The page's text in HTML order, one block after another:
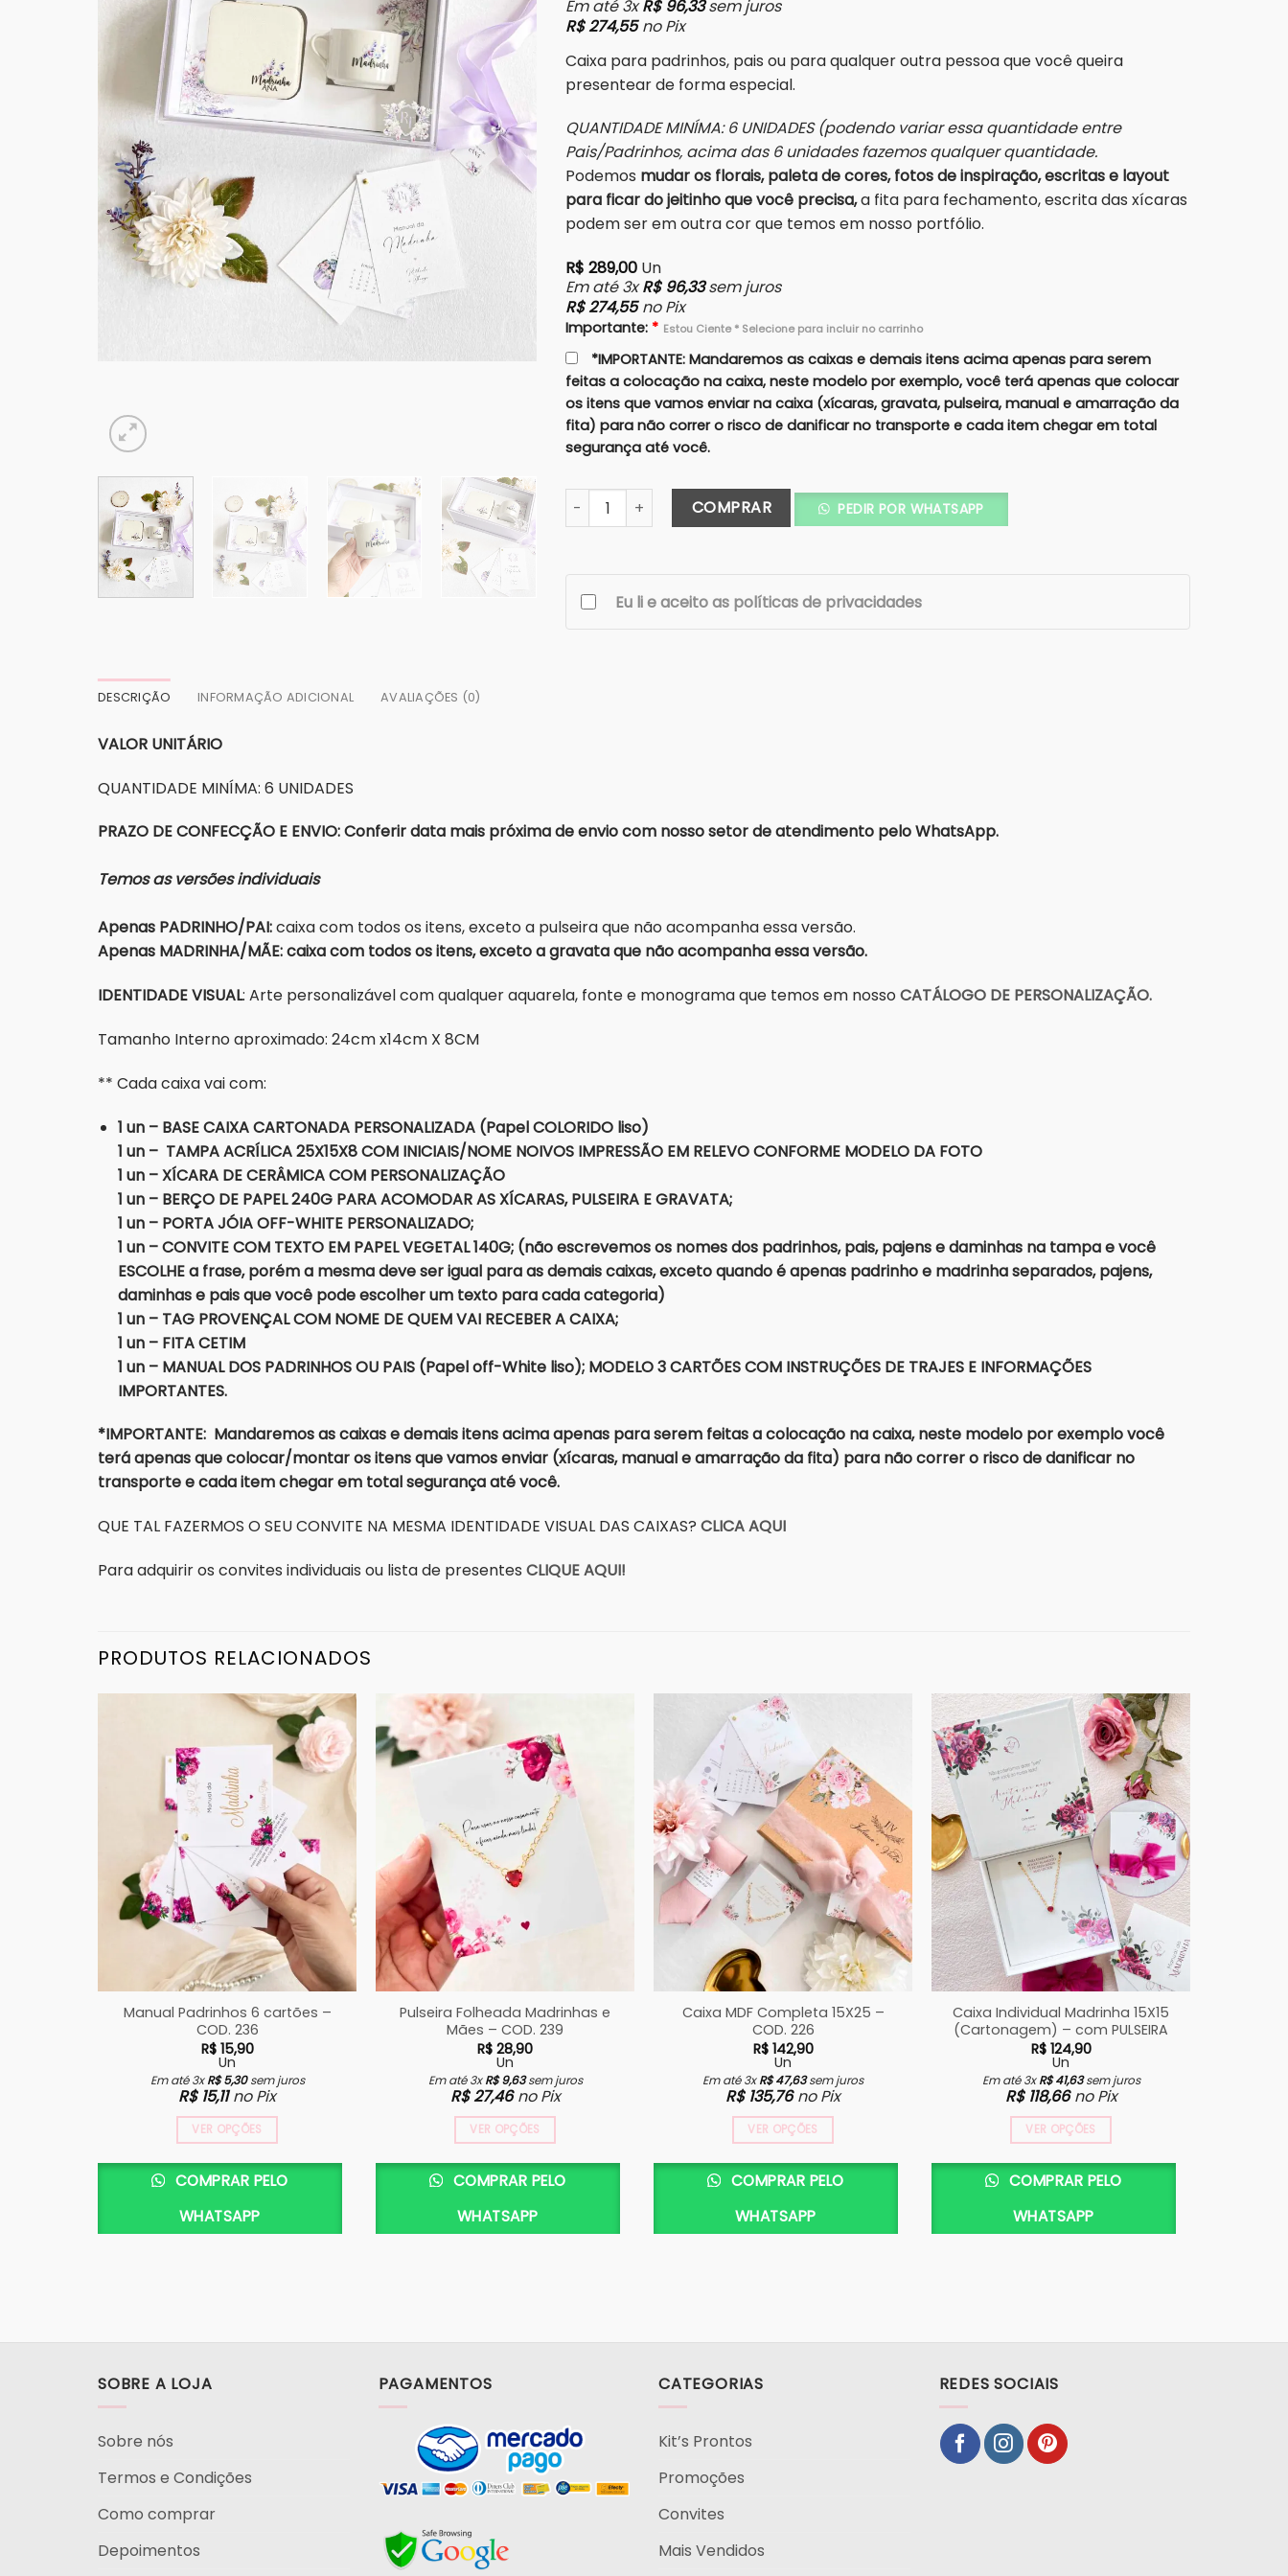
Em até 3xR$96,33sem juros
R$274,55 no Pix
Caixa para padrinhos, pais ou para qualquer outra pessoa que você queira
presentear de forma especial.
QUANTIDADE MINÍMA: 6 UNIDADES (podendo variar essa quantidade entre
Pais/Padrinhos, acima das 6 unidades fazemos qualquer quantidade.
Podemos mudar os florais, paleta de cores, fotos de inspiração, escritas e layout
para ficar do jeitinho que você precisa,a fita para fechamento, escrita das xícaras
podem ser em outra cor que temos em nosso portfólio.
R$ 289,00Un
Em até 3xR$96,33sem juros
R$274,55 no Pix
Importante:* Estou Ciente * Selecione para incluir no carrinho
*IMPORTANTE: Mandaremos as caixas e demais itens acima apenas para serem
feitas a colocação na caixa, neste modelo por exemplo, você terá apenas que colocar
os itens que vamos enviar na caixa (xícaras, gravata, pulseira, manual e amarração da
fita) para não correr o risco de danificar no transporte e cada item chegar em total
segurança até você.
Caixa Premium SOLTEIRAS Madrinha/Mãe 25X15x8 (Cartonagem + TAMPA ACRÍLICO) - Xícara - Porta
COMPRAR PEDIR POR WHATSAPP
Eu li e aceito as políticas de privacidades
DESCRIÇÃO INFORMAÇÃO ADICIONAL AVALIAÇÕES (0)
VALOR UNITÁRIO
QUANTIDADE MINÍMA: 6 UNIDADES
PRAZO DE CONFECÇÃO E ENVIO: Conferir data mais próxima de envio com nosso setor de atendimento pelo WhatsApp.
Temos as versões individuais
Apenas PADRINHO/PAI:caixa com todos os itens, exceto a pulseira que não acompanha essa versão.
Apenas MADRINHA/MÃE: caixa com todos os itens, exceto a gravata que não acompanha essa versão.
IDENTIDADE VISUAL: Arte personalizável com qualquer aquarela, fonte e monograma que temos em nossoCATÁLOGO DE PERSONALIZAÇÃO.
Tamanho Interno aproximado: 24cm x14cm X 8CM
** Cada caixa vai com:
1 un – BASE CAIXA CARTONADA PERSONALIZADA (Papel COLORIDO liso)
1 un – TAMPA ACRÍLICA 25X15X8COM INICIAIS/NOME NOIVOS IMPRESSÃO EM RELEVO CONFORME MODELO DA FOTO
1 un – XÍCARA DE CERÂMICA COM PERSONALIZAÇÃO
1 un – BERÇO DE PAPEL 240G PARA ACOMODAR AS XÍCARAS, PULSEIRA E GRAVATA;
1 un – PORTA JÓIA OFF-WHITE PERSONALIZADO;
1 un – CONVITE COM TEXTO EM PAPEL VEGETAL 140G; (não escrevemos os nomes dos padrinhos, pais, pajens e daminhas na tampa e você
ESCOLHE a frase, porém a mesma deve ser igual para as demais caixas, exceto quando é apenas padrinho e madrinha separados, pajens,
daminhas e pais que você pode escolher um texto para cada categoria)
1 un – TAG PROVENÇAL COM NOME DE QUEM VAI RECEBER A CAIXA;
1 un – FITA CETIM
1 un – MANUAL DOS PADRINHOS OU PAIS (Papel off-White liso); MODELO 3 CARTÕES COM INSTRUÇÕES DE TRAJES E INFORMAÇÕES
IMPORTANTES.
*IMPORTANTE: Mandaremos as caixas e demais itens acima apenas para serem feitas a colocação na caixa, neste modelo por exemplo você
terá apenas que colocar/montar os itens que vamos enviar (xícaras, manual e amarração da fita) para não correr o risco de danificar no
transporte e cada item chegar em total segurança até você.
QUE TAL FAZERMOS O SEU CONVITE NA MESMA IDENTIDADE VISUAL DAS CAIXAS? CLICA AQUI
Para adquirir os convites individuais ou lista de presentes CLIQUE AQUI!
PRODUTOS RELACIONADOS
Manual Padrinhos 6 cartões –
COD. 236
R$15,90
Un
Em até 3xR$5,30sem juros
R$15,11 no Pix
VER OPÇÕES
COMPRAR PELO
WHATSAPP
Pulseira Folheada Madrinhas e
Mães – COD. 239
R$ 28,90
Un
Em até 3xR$9,63sem juros
R$27,46 no Pix
VER OPÇÕES
produto
várias
produto
COMPRAR PELO
WHATSAPP
Caixa MDF Completa 15X25 –
COD. 226
R$142,90
Un
Em até 3xR$47,63sem juros
R$135,76 no Pix
VER OPÇÕES
COMPRAR PELO
WHATSAPP
Caixa Individual Madrinha 15X15
(Cartonagem) – com PULSEIRA
R$124,90
Un
Em até 3xR$41,63sem juros
R$118,66 no Pix
VER OPÇÕES
COMPRAR PELO
WHATSAPP
SOBRE A LOJA
Sobre nós
Termos e Condições
Como comprar
Depoimentos
PAGAMENTOS CATEGORIAS
Kit’s Prontos
Promoções
Convites
Mais Vendidos
REDES SOCIAIS